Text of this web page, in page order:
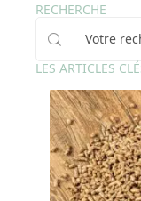
RECHERCHE
LES ARTICLES